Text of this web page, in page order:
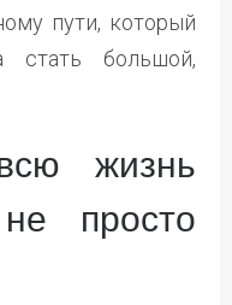
пути, который
стать большой,
жизнь
просто